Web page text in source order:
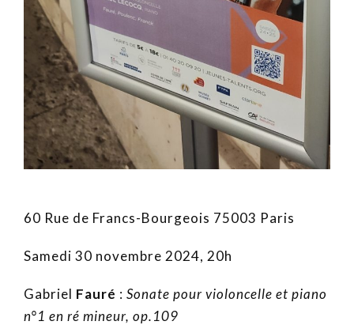
60 Rue de Francs-Bourgeois 75003 Paris
Samedi 30 novembre 2024, 20h
Gabriel Fauré : Sonate pour violoncelle et piano
n°1 en ré mineur, op.109